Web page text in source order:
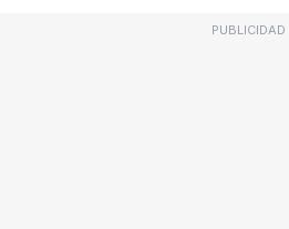
PUBLICIDAD